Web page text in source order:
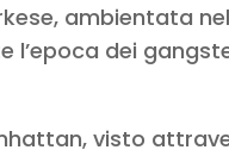
ambientata
l’epoca dei
visto